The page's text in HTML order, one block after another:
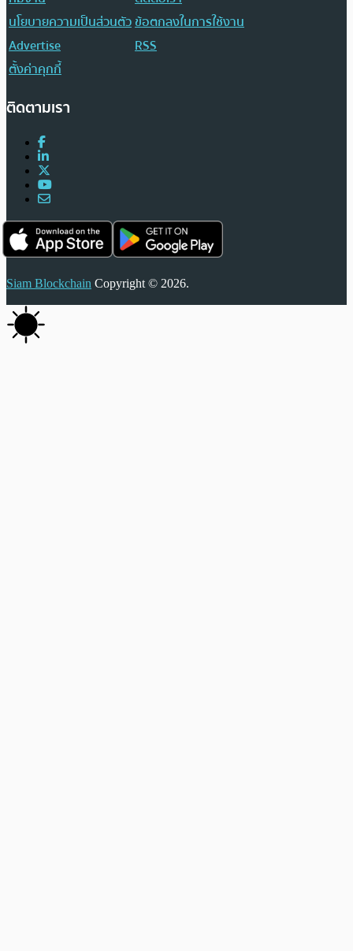
นโยบายความเป็นส่วนตัวข้อตกลงในการใช้งาน
Advertise
RSS
ตั้งค่าคุกกี้
ติดตามเรา
Siam Blockchain Copyright © 2026.